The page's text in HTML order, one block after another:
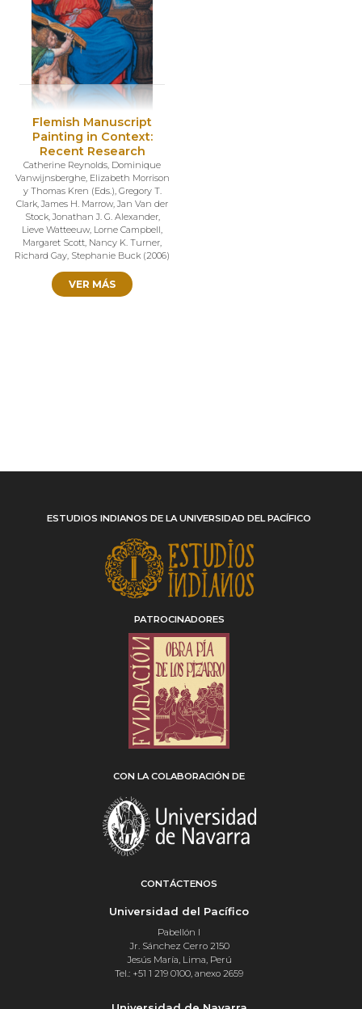
Flemish Manuscript
Painting in Context:
Recent Research
Catherine Reynolds, Dominique
Vanwijnsberghe, Elizabeth Morrison
y Thomas Kren (Eds.), Gregory T.
Clark,James H. Marrow,Jan Van der
Stock,Jonathan J. G. Alexander,
Lieve Watteeuw, Lorne Campbell,
Margaret Scott, Nancy K. Turner,
Richard Gay, Stephanie Buck (2006)
VER MÁS
ESTUDIOS INDIANOS DE LA UNIVERSIDAD DEL PACÍFICO
PATROCINADORES
CON LA COLABORACIÓN DE
CONTÁCTENOS
Universidad del Pacífico
Pabellón I
Jr. Sánchez Cerro 2150
Jesús María, Lima, Perú
Tel.: +51 1 219 0100, anexo 2659